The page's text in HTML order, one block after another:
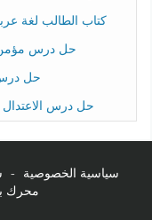
كتاب الطالب لغة عربية
حل درس مؤمن
حل درس
حل درس الاعتدال
سياسية الخصوصية -
محرك